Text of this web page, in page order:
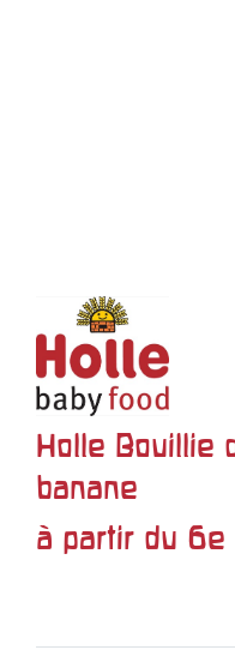
Holle Bouillie
banane
à partir du 6e